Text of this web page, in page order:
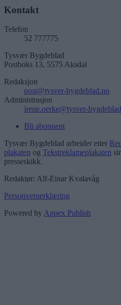
Kontakt
Telefon
52 777775
Tysvær Bygdeblad
Postboks 13, 5575 Aksdal
Redaksjon
post@tysver-bygdeblad.no
Administrasjon
irene.oerke@tysver-
Bli abonnent
Tysvær Bygdeblad arbeider etter
plakaten og Tekstreklameplakaten
presseskikk.
Redaktør: Alf-Einar Kvalavåg
Personvernerklæring
Powered byAppex Publish